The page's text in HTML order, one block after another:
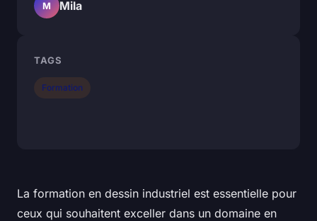
La formation en dessin industriel est essentielle pour
ceux qui souhaitent exceller dans un domaine en
M Mila
TAGS
Formation